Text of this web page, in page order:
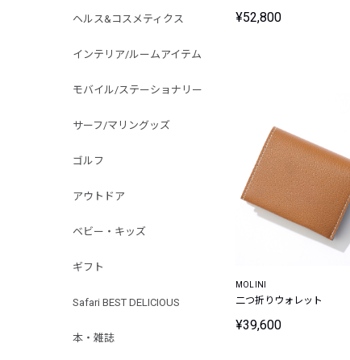
ヘルス&コスメティクス
インテリア/ルームアイテム
モバイル/ステーショナリー
サーフ/マリングッズ
ゴルフ
アウトドア
ベビー・キッズ
ギフト
Safari BEST DELICIOUS
本・雑誌
¥52,800
MOLINI
二つ折りウォレット
¥39,600